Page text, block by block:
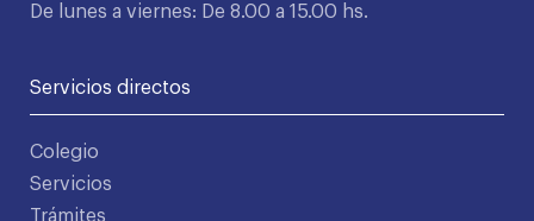
De lunes a viernes: De 8.00 a 15.00 hs.
Servicios directos
Colegio
Servicios
Trámites